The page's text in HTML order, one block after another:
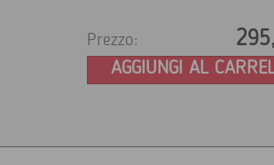
Prezzo:
AGGIUNGI AL